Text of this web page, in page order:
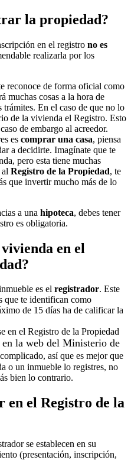
la propiedad?
en el registro no es
realizarla por los
reconoce de forma oficial como
muchas cosas a la hora de
trámites. En el caso de que no lo
de la vivienda el Registro. Esto
de embargo al acreedor.
es comprar una casa, piensa
a decidirte. Imagínate que te
pero esta tiene muchas
Registro de la Propiedad, te
que invertir mucho más de lo
a una hipoteca, debes tener
es obligatoria.
en el
es el registrador. Este
que te identifican como
de 15 días ha de calificar la
en el Registro de la Propiedad
en la web del Ministerio de
así que es mejor que
o un inmueble lo registres, no
bien lo contrario.
en el Registro de la
se establecen en su
(presentación, inscripción,